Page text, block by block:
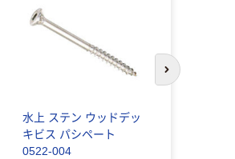
水上 ステン ウッドデッ
キビス パシペート
0522-004
次のスライド